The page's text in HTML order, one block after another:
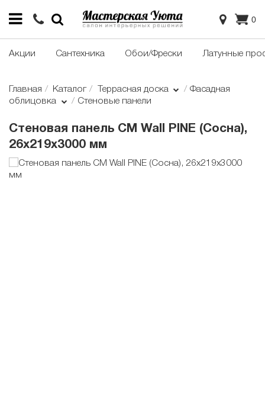
0
Акции Сантехника Обои/Фрески Латунные
Главная Каталог Террасная доска
Фасадная
облицовка
Стеновые панели
Стеновая панель CM Wall PINE (Сосна),
26x219x3000 мм